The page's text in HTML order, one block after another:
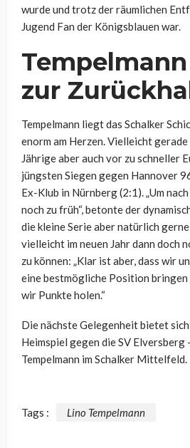
wurde und trotz der räumlichen
Jugend Fan der Königsblauen war.
zur
Tempelmann liegt das Schalker
enorm am Herzen. Vielleicht
Jährige aber auch vor zu schneller
jüngsten Siegen gegen Hannover
Ex-Klub in Nürnberg (2:1).„Um
noch zu früh“, betonte der
die kleine Serie aber natürlich
vielleicht im neuen Jahr dann doch
zu können: „Klar ist aber, dass wir
eine bestmögliche Position
wir Punkte holen.“
Die nächste Gelegenheit bietet
Heimspiel gegen die SV Elversberg
Tempelmann im Schalker Mittelfeld.
Tags : Lino Tempelmann